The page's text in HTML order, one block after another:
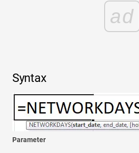
ad
Syntax
Parameter